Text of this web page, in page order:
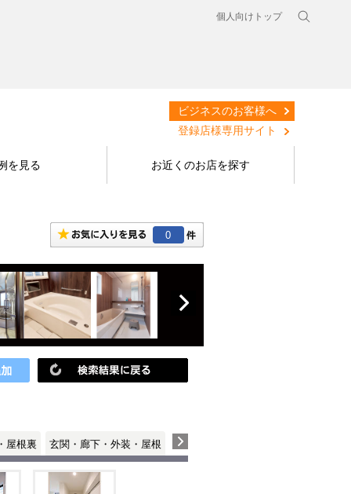
個人向けトップ
ビジネスのお客様へ
登録店様専用サイト
を見る お近くのお店を探す
0
屋根裏 玄関・廊下・外装・屋根